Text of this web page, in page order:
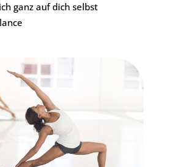
ganz auf dich selbst